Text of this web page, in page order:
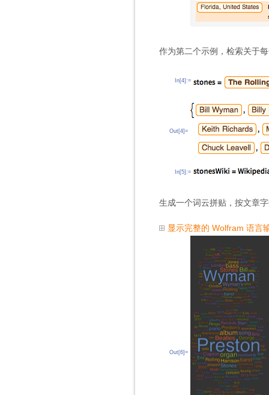
作为第二个示例，检索关于
In[4]:=
Out[4]=
In[5]:=
生成一个词云拼贴，按文章
显示完整的 Wolfram 语言
Out[6]=